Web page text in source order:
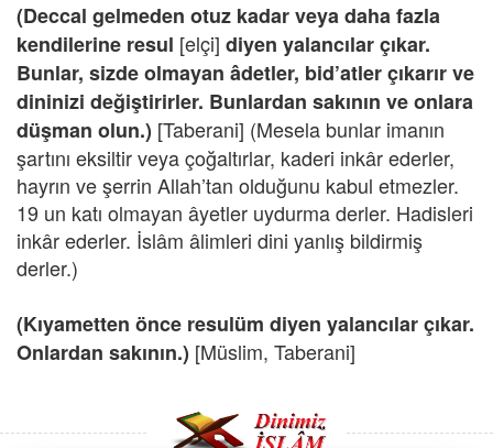
(Deccal gelmeden otuz kadar veya daha fazla
kendilerine resul [elçi] diyen yalancılar çıkar.
Bunlar, sizde olmayan âdetler, bid’atler çıkarır ve
dininizi değiştirirler. Bunlardan sakının ve onlara
düşman olun.) [Taberani] (Mesela bunlar imanın
şartını eksiltir veya çoğaltırlar, kaderi inkâr ederler,
hayrın ve şerrin Allah’tan olduğunu kabul etmezler.
19 un katı olmayan âyetler uydurma derler. Hadisleri
inkâr ederler. İslâm âlimleri dini yanlış bildirmiş
derler.)
(Kıyametten önce resulüm diyen yalancılar çıkar.
Onlardan sakının.) [Müslim, Taberani]